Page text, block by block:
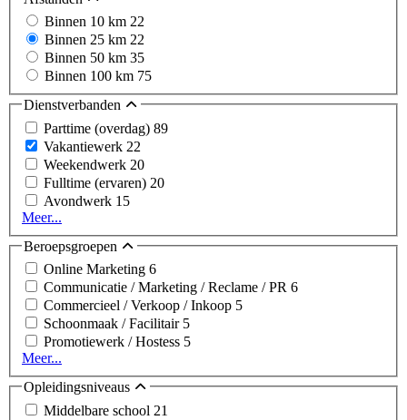
Binnen 10 km 22
Binnen 25 km 22
Binnen 50 km 35
Binnen 100 km 75
Dienstverbanden
Parttime (overdag) 89
Vakantiewerk 22
Weekendwerk 20
Fulltime (ervaren) 20
Avondwerk 15
Meer...
Beroepsgroepen
Online Marketing 6
Communicatie / Marketing / Reclame / PR 6
Commercieel / Verkoop / Inkoop 5
Schoonmaak / Facilitair 5
Promotiewerk / Hostess 5
Meer...
Opleidingsniveaus
Middelbare school 21